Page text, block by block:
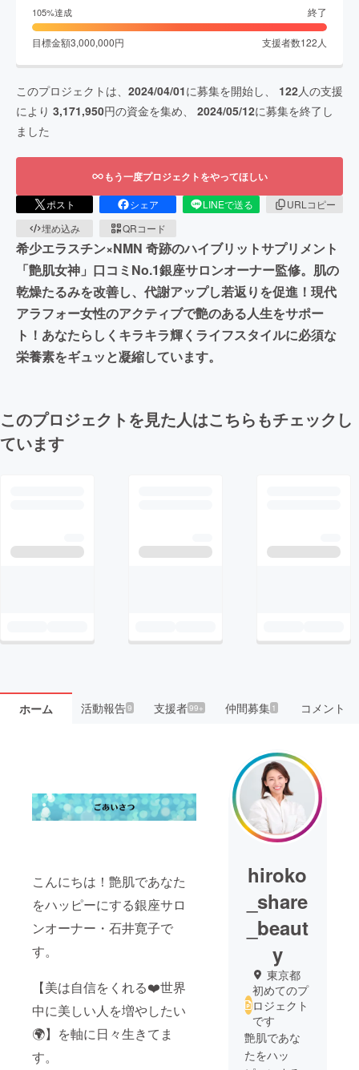
105%達成 終了
目標金額3,000,000円 支援者数122 人
このプロジェクトは、 2024/04/01に募集を開始し、 122人の支援
により 3,171,950円の資金を集め、 2024/05/12に募集を終了し
ました
もう一度プロジェクトをやってほしい
ポスト シェア LINEで送る
URLコピー
埋め込み
QRコード
希少エラスチン×NMN 奇跡のハイブリットサプリメント
「艶肌女神」口コミNo.1銀座サロンオーナー監修。肌の
乾燥たるみを改善し、代謝アップし若返りを促進！現代
アラフォー女性のアクティブで艶のある人生をサポー
ト！あなたらしくキラキラ輝くライフスタイルに必須な
栄養素をギュッと凝縮しています。
このプロジェクトを見た人はこちらもチェックし
ています
ホーム 活動報告9 支援者99+ 仲間募集 1 コメント
こんにちは！艶肌であなた
をハッピーにする銀座サロ
ンオーナー・石井寛子で
す。
【美は自信をくれる❤️世界
中に美しい人を増やしたい
🌍】を軸に日々生きてま
す。
hiroko
_share
_beaut
y
東京都
初めてのプ
ロジェクト
です
艶肌であな
たをハッ